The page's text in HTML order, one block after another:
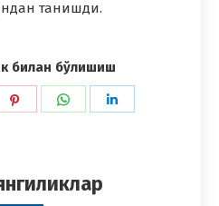
танишди.
билан бўлишиш
Share
Share